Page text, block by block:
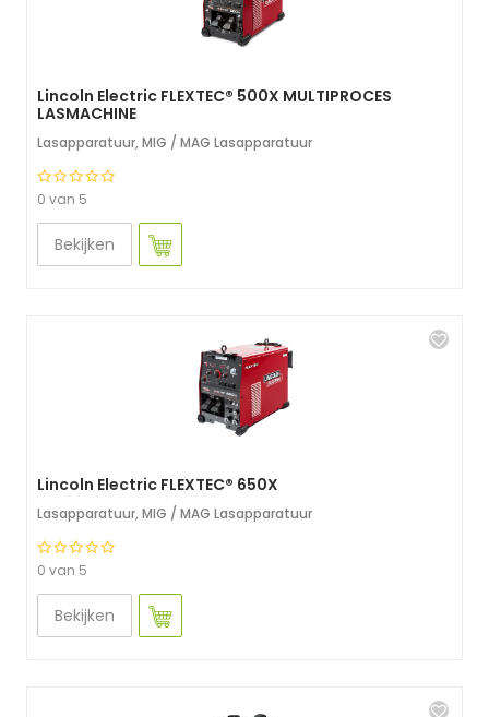
Lincoln Electric FLEXTEC® 500X MULTIPROCES
LASMACHINE
Lasapparatuur, MIG / MAG Lasapparatuur
0 van 5
Bekijken
Lincoln Electric FLEXTEC® 650X
Lasapparatuur, MIG / MAG Lasapparatuur
0 van 5
Bekijken